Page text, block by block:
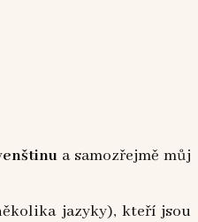
a samozřejmě můj
jazyky), kteří jsou